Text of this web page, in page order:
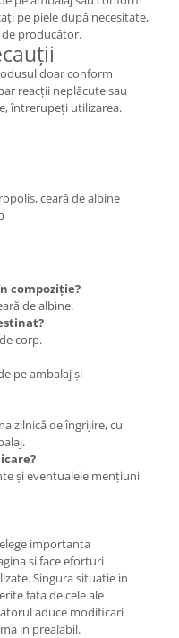
pe piele după necesitate,
producător.
doar conform
reacții neplăcute sau
întrerupeți utilizarea.
ceară de albine
compoziție?
de albine.
corp.
pe ambalaj și
zilnică de îngrijire, cu
și eventualele mențiuni
importanta
si face eforturi
Singura situatie in
fata de cele ale
aduce modificari
in prealabil.